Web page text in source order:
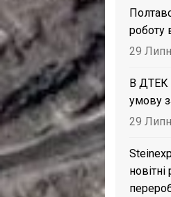
роботу
29
В ДТЕК
умову
29